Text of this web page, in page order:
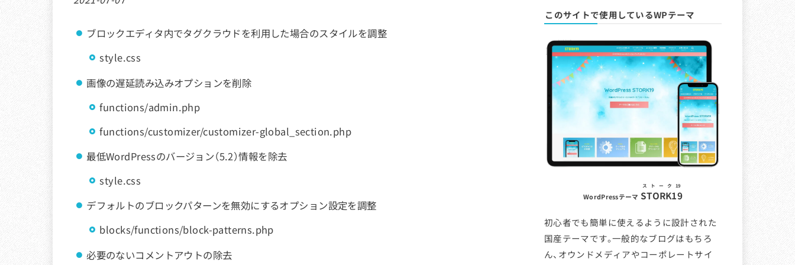
ブロックエディタ内でタグクラウドを利用した場合のスタイルを調整
style.css
画像の遅延読み込みオプションを削除
functions/admin.php
functions/customizer/customizer-global_section.php
最低WordPressのバージョン（5.2）情報を除去
style.css
デフォルトのブロックパターンを無効にするオプション設定を調整
blocks/functions/block-patterns.php
必要のないコメントアウトの除去
このサイトで使用しているWPテーマ
WordPressテーマ STORK19
ストーク19
初心者でも簡単に使えるように設計された
国産テーマです。一般的なブログはもちろ
ん、オウンドメディアやコーポレートサイ